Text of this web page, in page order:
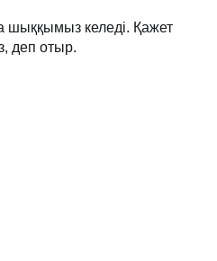
шыққымыз келеді. Қажет
деп отыр.